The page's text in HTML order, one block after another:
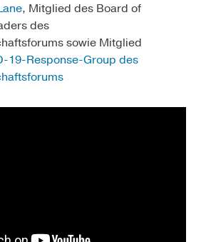
, Mitglied des Board of
des
sowie Mitglied
19-Response-Group des